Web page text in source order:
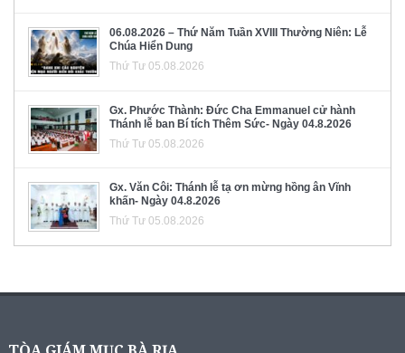
06.08.2026 – Thứ Năm Tuần XVIII Thường Niên: Lễ
Chúa Hiển Dung
Thứ Tư 05.08.2026
Gx. Phước Thành: Đức Cha Emmanuel cử hành
Thánh lễ ban Bí tích Thêm Sức- Ngày 04.8.2026
Thứ Tư 05.08.2026
Gx. Văn Côi: Thánh lễ tạ ơn mừng hồng ân Vĩnh
khấn- Ngày 04.8.2026
Thứ Tư 05.08.2026